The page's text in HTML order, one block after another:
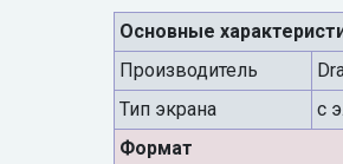
Основные
Производитель
Тип экрана
с
Формат